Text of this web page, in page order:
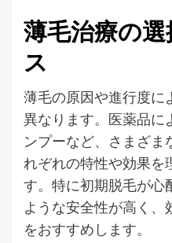
薄毛治療の
ス
薄毛の原因や進行度に
異なります。医薬品に
ンプーなど、さまざま
れぞれの特性や効果を
す。特に初期脱毛が心
ような安全性が高く、
をおすすめします。